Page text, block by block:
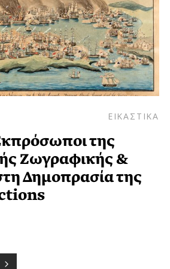
ΕΙΚΑΣΤΙΚΑ
της
Ζωγραφικής &
Δημοπρασία της